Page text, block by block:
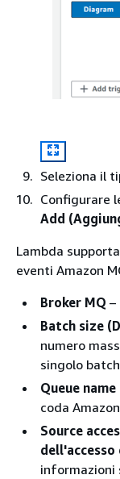
Seleziona il
Configurare
Add
Lambda
eventi Amazon
Broker MQ –
Batch size
numero
singolo
Queue
coda
Source
informazioni